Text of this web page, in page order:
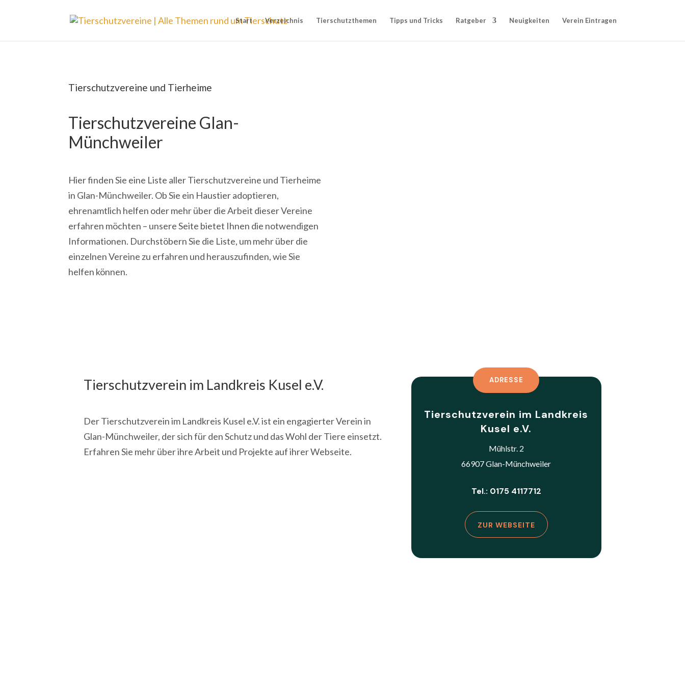
Start Verzeichnis Tierschutzthemen Tipps und Tricks Ratgeber Neuigkeiten Verein Eintragen
Tierschutzvereine und Tierheime
Tierschutzvereine Glan-
Münchweiler
Hier finden Sie eine Liste aller Tierschutzvereine und Tierheime
in Glan-Münchweiler. Ob Sie ein Haustier adoptieren,
ehrenamtlich helfen oder mehr über die Arbeit dieser Vereine
erfahren möchten – unsere Seite bietet Ihnen die notwendigen
Informationen. Durchstöbern Sie die Liste, um mehr über die
einzelnen Vereine zu erfahren und herauszufinden, wie Sie
helfen können.
Tierschutzverein im Landkreis Kusel e.V.
Der Tierschutzverein im Landkreis Kusel e.V. ist ein engagierter Verein in
Glan-Münchweiler, der sich für den Schutz und das Wohl der Tiere einsetzt.
Erfahren Sie mehr über ihre Arbeit und Projekte auf ihrer Webseite.
ADRESSE
Tierschutzverein im Landkreis
Kusel e.V.
Mühlstr. 2
66907 Glan-Münchweiler
Tel.: 0175 4117712
ZUR WEBSEITE